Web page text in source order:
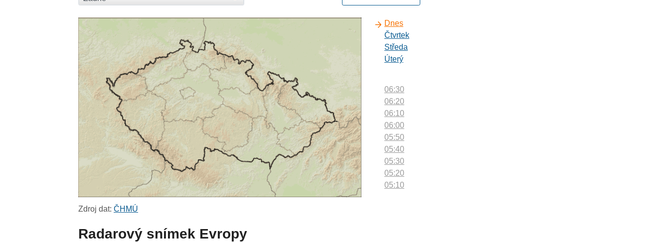
Dnes
Čtvrtek
Středa
Úterý
06:30
06:20
06:10
06:00
05:50
05:40
05:30
05:20
05:10
Zdroj dat:ČHMÚ
Radarový snímek Evropy